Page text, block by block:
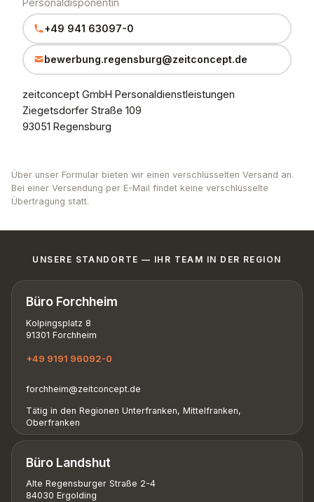
Personaldisponentin
+49 941 63097-0
bewerbung.regensburg@zeitconcept.de
zeitconcept GmbH Personaldienstleistungen
Ziegetsdorfer Straße 109
93051 Regensburg
Über unser Formular bieten wir einen verschlüsselten Versand an.
Bei einer Versendung per E-Mail findet keine verschlüsselte
Übertragung statt.
UNSERE STANDORTE — IHR TEAM IN DER REGION
Büro Forchheim
Kolpingsplatz 8
91301 Forchheim
+49 9191 96092-0
forchheim@zeitconcept.de
Tätig in den Regionen Unterfranken, Mittelfranken,
Oberfranken
Büro Landshut
Alte Regensburger Straße 2-4
84030 Ergolding